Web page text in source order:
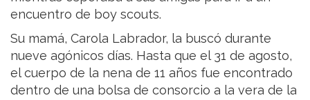
encuentro de boy scouts.
Su mamá, Carola Labrador, la buscó durante
nueve agónicos días. Hasta que el 31 de agosto,
el cuerpo de la nena de 11 años fue encontrado
dentro de una bolsa de consorcio a la vera de la